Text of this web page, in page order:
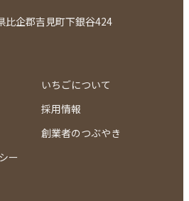
比企郡吉見町下銀谷424
いちごについて
採用情報
創業者のつぶやき
ー